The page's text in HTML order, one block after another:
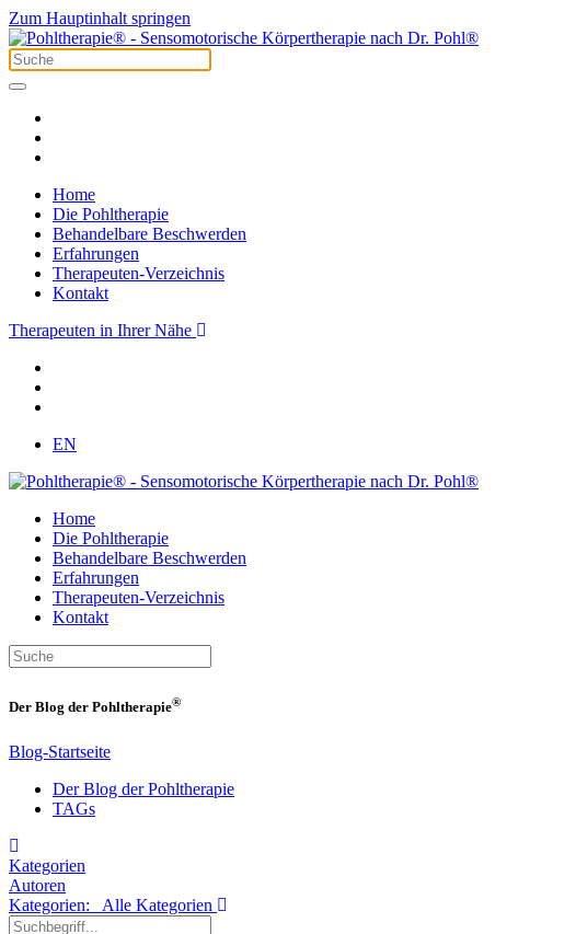
Zum Hauptinhalt springen
Home
Die Pohltherapie
Behandelbare Beschwerden
Erfahrungen
Therapeuten-Verzeichnis
Kontakt
Therapeuten in Ihrer Nähe
EN
Home
Die Pohltherapie
Behandelbare Beschwerden
Erfahrungen
Therapeuten-Verzeichnis
Kontakt
Der Blog der Pohltherapie®
Blog-Startseite
Der Blog der Pohltherapie
TAGs
Kategorien
Autoren
Kategorien:
Alle Kategorien
Suchbegriff...